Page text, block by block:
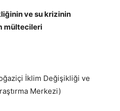
ve su krizinin
mültecileri
İklim Değişikliği ve
Merkezi)